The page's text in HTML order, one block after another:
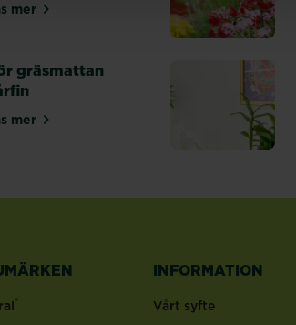
mer
om Apelsin- och citronträd
gräsmattan
mer
om Gör gräsmattan vårfin
®
INFORMATION
Vårt syfte